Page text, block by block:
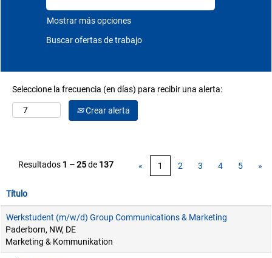
Mostrar más opciones
Seleccione la frecuencia (en días) para recibir una alerta:
Crear alerta
Resultados 1 – 25de 137 « 1 2 3 4 5 »
Título
Werkstudent (m/w/d) Group Communications & Marketing
Paderborn, NW, DE
Marketing & Kommunikation